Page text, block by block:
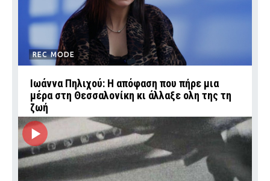
REC MODE
Ιωάννα Πηλιχού: Η απόφαση που πήρε μια
μέρα στη Θεσσαλονίκη κι άλλαξε ολη της τη
ζωή